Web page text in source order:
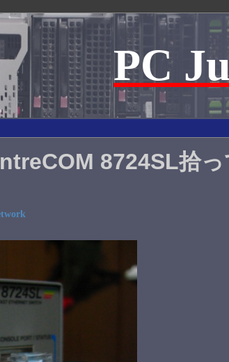
PC
8724SL拾っ